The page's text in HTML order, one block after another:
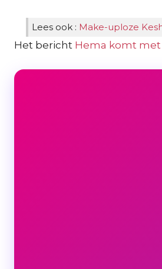
Lees ook : Make-uploze
Het bericht Hema komt